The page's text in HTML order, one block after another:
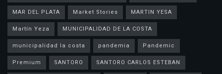
MAR DEL PLATA
Market Stories
MARTIN YESA
Martín Yeza
MUNICIPALIDAD DE LA COSTA
municipalidad la costa
pandemia
Pandemic
Premium
SANTORO
SANTORO CARLOS ESTEBAN